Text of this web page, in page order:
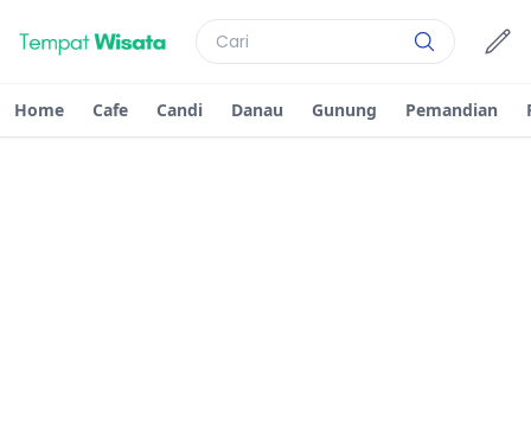
Home Cafe Candi Danau Gunung Pemandian